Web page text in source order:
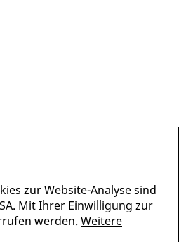
zur Website-Analyse sind
Mit Ihrer Einwilligung zur
werden. Weitere